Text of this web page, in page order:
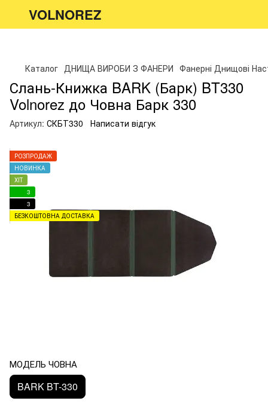
VOLNOREZ
Каталог ДНИЩА ВИРОБИ З ФАНЕРИ Фанерні Днищові
Слань-Книжка BARK (Барк) BT330
Volnorez до Човна Барк 330
Артикул: СКБТ330 Написати відгук
РОЗПРОДАЖ
НОВИНКА
ХІТ
3
3
БЕЗКОШТОВНА ДОСТАВКА
МОДЕЛЬ ЧОВНА
BARK BT-330